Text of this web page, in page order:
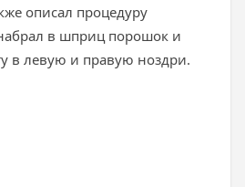
описал процедуру
в шприц порошок и
в левую и правую ноздри.